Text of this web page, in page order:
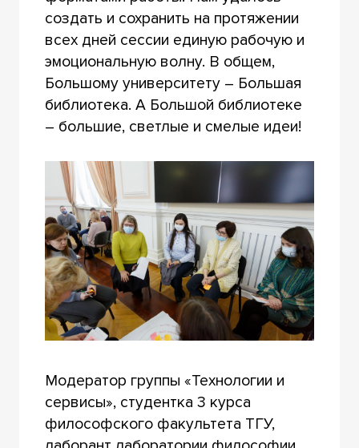
создать и сохранить на протяжении
всех дней сессии единую рабочую и
эмоциональную волну. В общем,
Большому университету – Большая
библиотека. А Большой библиотеке
– большие, светлые и смелые идеи!
Модератор группы «Технологии и
сервисы», студентка 3 курса
философского факультета ТГУ,